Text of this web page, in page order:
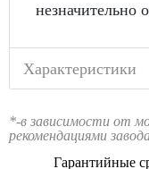
незначительно
Характеристики
*-в зависимости от
рекомендациями
Гарантийные